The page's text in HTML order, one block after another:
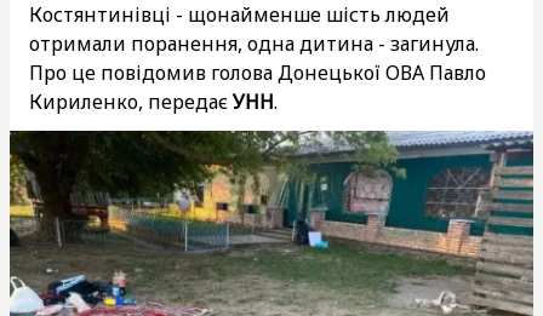
Костянтинівці - щонайменше шість людей
отримали поранення, одна дитина - загинула.
Про це повідомив голова Донецької ОВА Павло
Кириленко, передаєУНН.